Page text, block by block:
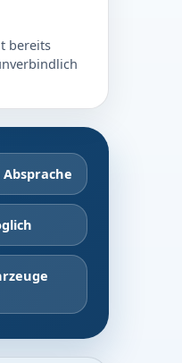
bereits